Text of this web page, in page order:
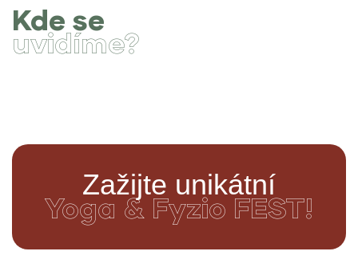
Kde se
uvidíme?
Zažijte unikátní
Yoga & Fyzio FEST!